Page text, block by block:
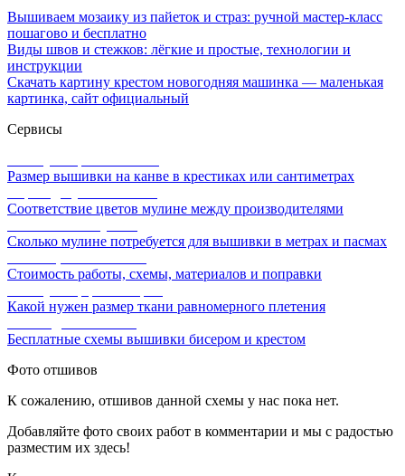
Вышиваем мозаику из пайеток и страз: ручной мастер-класс
пошагово и бесплатно
Виды швов и стежков: лёгкие и простые, технологии и
инструкции
Скачать картину крестом новогодняя машинка — маленькая
картинка, сайт официальный
Сервисы
Размер вышивки на канве в крестиках или сантиметрах
Соответствие цветов мулине между производителями
Сколько мулине потребуется для вышивки в метрах и пасмах
Стоимость работы, схемы, материалов и поправки
Какой нужен размер ткани равномерного плетения
Бесплатные схемы вышивки бисером и крестом
Фото отшивов
К сожалению, отшивов данной схемы у нас пока нет.
Добавляйте фото своих работ в комментарии и мы с радостью
разместим их здесь!